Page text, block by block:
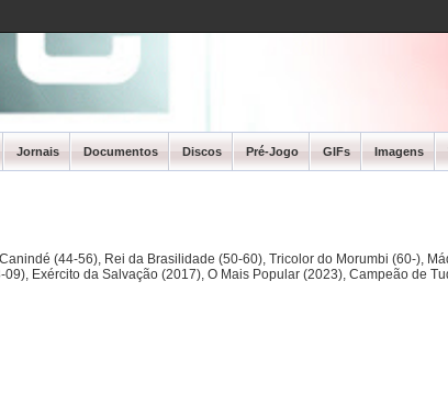
Jornais Documentos Discos Pré-Jogo GIFs Imagens
(44-56), Rei da Brasilidade (50-60), Tricolor do Morumbi (60-),
Exército da Salvação (2017), O Mais Popular (2023), Campeão de